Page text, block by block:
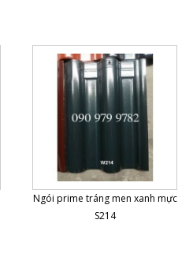
Ngói prime tráng men xanh mực
S214